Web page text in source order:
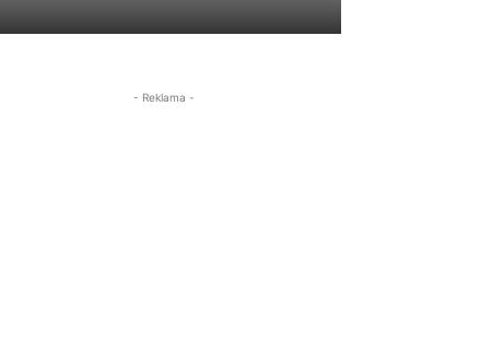
- Reklama -